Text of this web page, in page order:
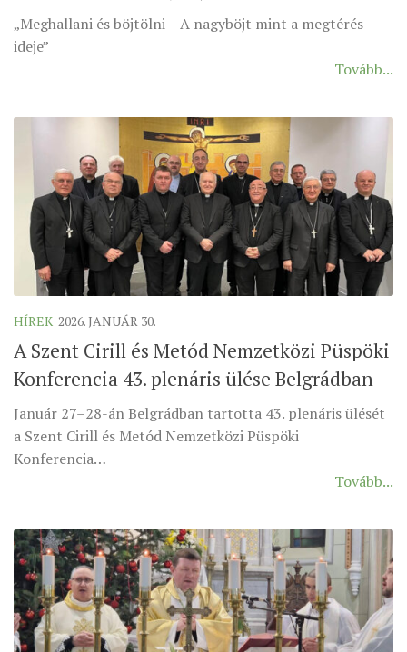
ÉSZAKI ESPERESSÉG
ARCHÍVUM
ARCHÍV ÉLETKÉPEK
SZINÓDUS
ORGANIGRAMMA
PÜSPÖKI DEKRÉTUM
ZSINATI IMA
MUNKADOKUMENTUMOK
ZSINATI HÍREK-ÚJSÁG
„GYERMEKVÉDELMI” KIHÍVÁSOK KÁNONJOGI
MEGKÖZELÍTÉSBEN
„Meghallani és böjtölni – A nagyböjt mint a megtérés
ideje”
Tovább...
HÍREK 2026. JANUÁR 30.
A Szent Cirill és Metód Nemzetközi Püspöki
Konferencia 43. plenáris ülése Belgrádban
Január 27–28-án Belgrádban tartotta 43. plenáris ülését
a Szent Cirill és Metód Nemzetközi Püspöki
Konferencia…
Tovább...